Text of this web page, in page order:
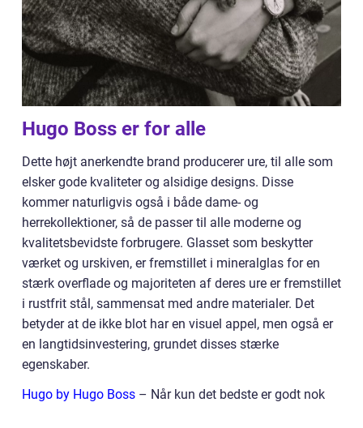
Hugo Boss er for alle
Dette højt anerkendte brand producerer ure, til alle som
elsker gode kvaliteter og alsidige designs. Disse
kommer naturligvis også i både dame- og
herrekollektioner, så de passer til alle moderne og
kvalitetsbevidste forbrugere. Glasset som beskytter
værket og urskiven, er fremstillet i mineralglas for en
stærk overflade og majoriteten af deres ure er fremstillet
i rustfrit stål, sammensat med andre materialer. Det
betyder at de ikke blot har en visuel appel, men også er
en langtidsinvestering, grundet disses stærke
egenskaber.
Hugo by Hugo Boss – Når kun det bedste er godt nok